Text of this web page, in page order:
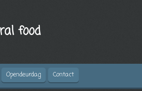
food
Opendeurdag Contact